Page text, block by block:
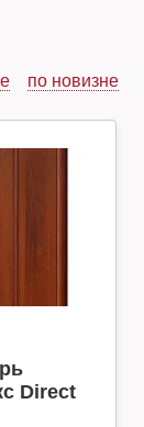
по новизне
Direct